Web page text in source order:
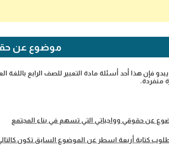
موضوع عن
فإن هذا أحد أسئلة مادة التعبير للصف الرابع
منفردة.
عن حقوقي وواجباتي التي تسهم في بناء المجتمع
كتابة أربعة اسطر عن الموضوع السابق تكون